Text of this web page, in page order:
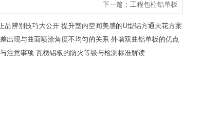
下一篇： 工程包柱铝单板
品辨别技巧大公开 提升室内空间美感的U型铝方通天花方案
出现与曲面喷涂角度不均匀的关系 外墙双曲铝单板的优点
注意事项 瓦楞铝板的防火等级与检测标准解读